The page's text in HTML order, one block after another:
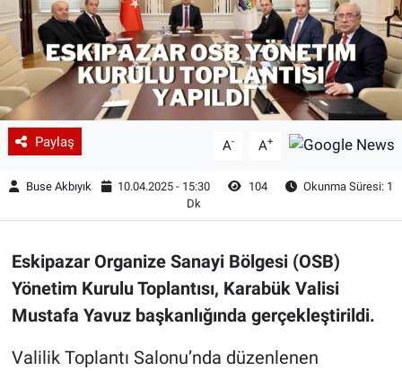
Paylaş A- A+
Buse Akbıyık 10.04.2025 - 15:30 104
Okunma Süresi: 1
Dk
Eskipazar Organize Sanayi Bölgesi (OSB)
Yönetim Kurulu Toplantısı, Karabük Valisi
Mustafa Yavuz başkanlığında gerçekleştirildi.
Valilik Toplantı Salonu’nda düzenlenen